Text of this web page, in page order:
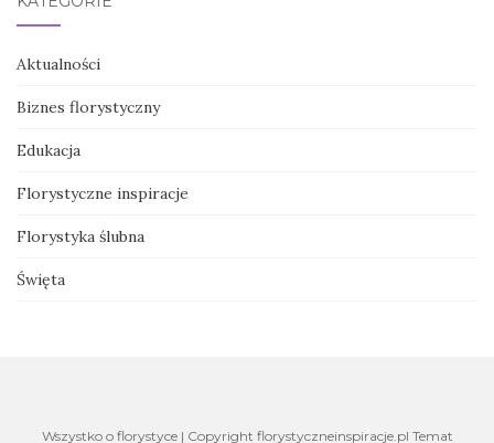
Aktualności
Biznes florystyczny
Edukacja
Florystyczne inspiracje
Florystyka ślubna
Święta
Wszystko o florystyce | Copyright florystyczneinspiracje.pl Temat